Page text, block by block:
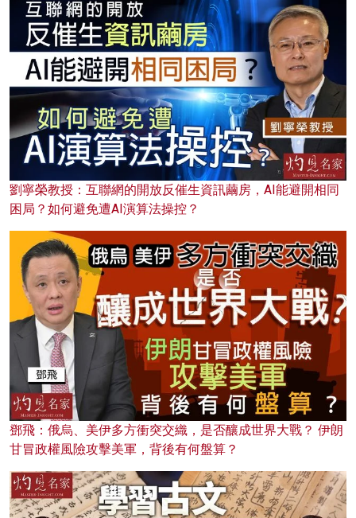
劉寧榮教授：互聯網的開放反催生資訊繭房，AI能避開相同
困局？如何避免遭AI演算法操控？
鄧飛：俄烏、美伊多方衝突交織，是否釀成世界大戰？ 伊朗
甘冒政權風險攻擊美軍，背後有何盤算？